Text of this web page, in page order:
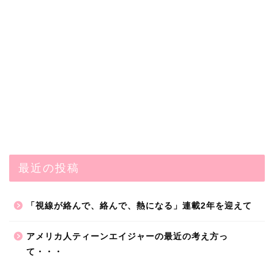
最近の投稿
「視線が絡んで、絡んで、熱になる」連載2年を迎えて
アメリカ人ティーンエイジャーの最近の考え方っ
て・・・